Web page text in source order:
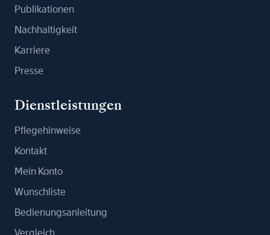
Publikationen
Nachhaltigkeit
Karriere
Presse
Dienstleistungen
Pflegehinweise
Kontakt
Mein Konto
Wunschliste
Bedienungsanleitung